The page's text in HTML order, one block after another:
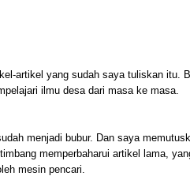
artikel yang sudah saya tuliskan itu.
ilmu desa dari masa ke masa.
menjadi bubur. Dan saya
memperbaharui artikel lama,
mesin pencari.